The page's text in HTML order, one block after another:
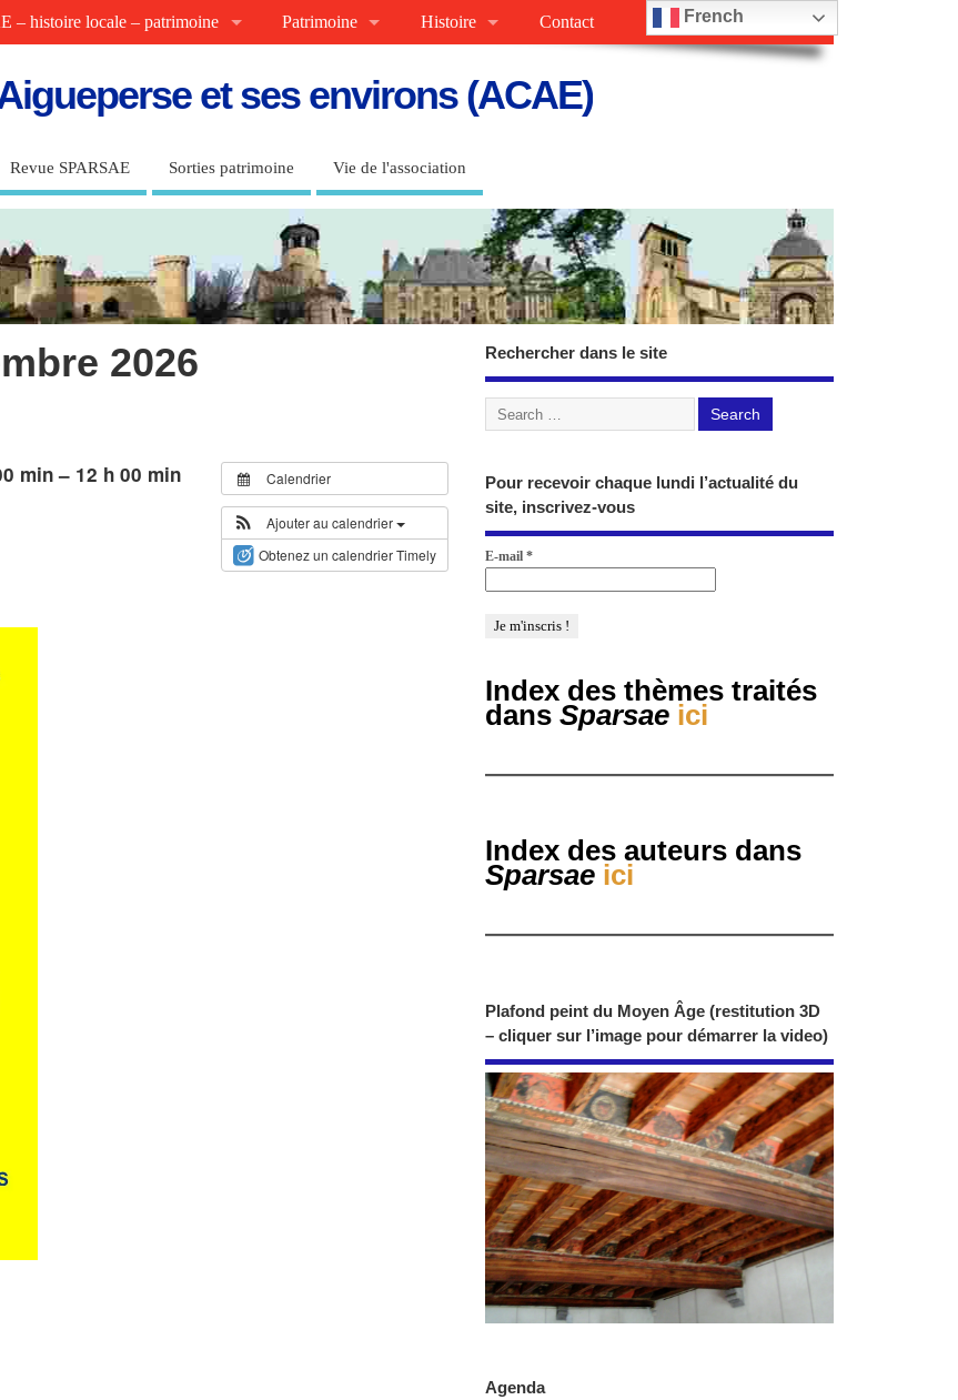
– histoire locale – patrimoine Patrimoine Histoire Contact
et ses environs (ACAE)
Revue SPARSAE Sorties patrimoine Vie de l'association
2026
Calendrier
Ajouter au calendrier
Obtenez un calendrier Timely
min – 12 h 00 min
Rechercher dans le site
Pour recevoir chaque lundi l’actualité du
site, inscrivez-vous
E-mail*
Index des thèmes traités
dansSparsae ici
Index des auteurs dans
Sparsae ici
Plafond peint du Moyen Âge (restitution 3D
– cliquer sur l’image pour démarrer la video)
Agenda
French